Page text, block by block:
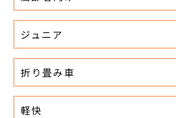
ジュニア
折り畳み車
軽快